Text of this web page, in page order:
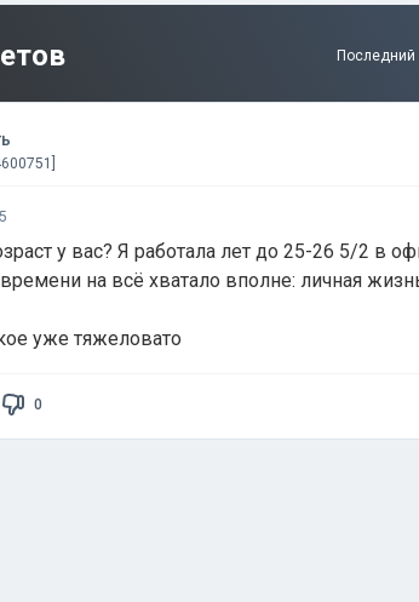
у вас? Я работала лет до 25-26 5/2 в
на всё хватало вполне: личная
уже тяжеловато
0